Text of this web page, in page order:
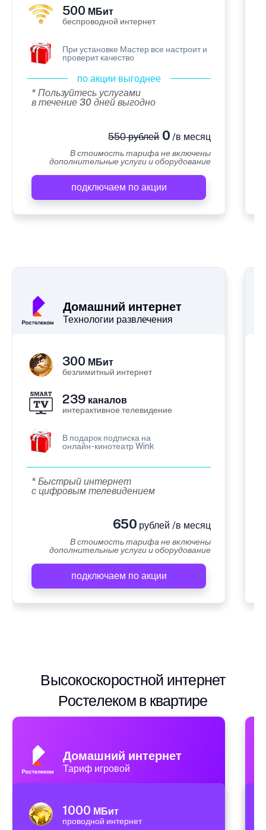
500 МБит
беспроводной интернет
При установке Мастер все настроит и
проверит качество
по акции выгоднее
* Пользуйтесь услугами
в течение 30 дней выгодно
550 рублей0 /в месяц
В стоимость тарифа не включены
дополнительные услуги и оборудование
подключаем по акции
Домашний интернет
Технологии развлечения
300 МБит
безлимитный интернет
239 каналов
интерактивное телевидение
В подарок подписка на
онлайн-кинотеатр Wink
* Быстрый интернет
с цифровым телевидением
650 рублей /в месяц
В стоимость тарифа не включены
дополнительные услуги и оборудование
подключаем по акции
Высокоскоростной интернет
Ростелеком в квартире
Домашний интернет
Тариф игровой
1000 МБит
проводной интернет